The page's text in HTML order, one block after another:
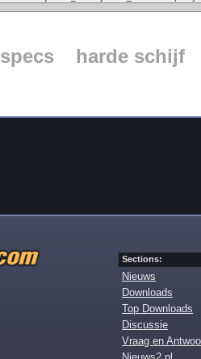
specs
harde schijf
Sections:
Nieuws
Downloads
Top Downloads
Discussie
Vraag en